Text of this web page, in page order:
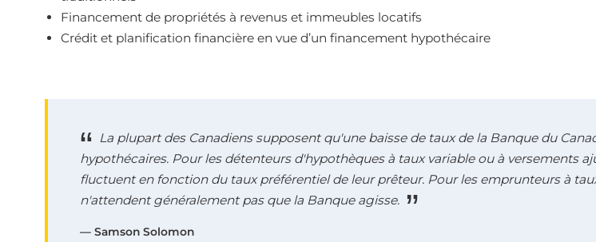
Financement de propriétés à revenus et immeubles locatifs
Crédit et planification financière en vue d’un financement hypothécaire
La plupart des Canadiens supposent qu'une baisse de taux de la Banque du
hypothécaires. Pour les détenteurs d'hypothèques à taux variable ou à versements
fluctuent en fonction du taux préférentiel de leur prêteur. Pour les emprunteurs à
n'attendent généralement pas que la Banque agisse.
— Samson Solomon